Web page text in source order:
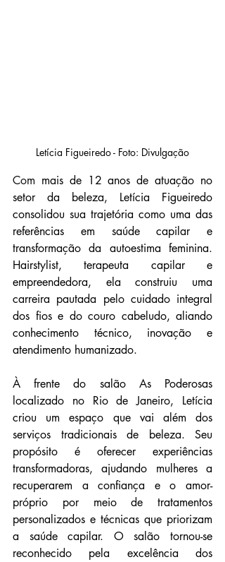
Letícia Figueiredo - Foto: Divulgação
Com mais de 12 anos de atuação no
setor da beleza, Letícia Figueiredo
consolidou sua trajetória como uma das
referências em saúde capilar e
transformação da autoestima feminina.
Hairstylist, terapeuta capilar e
empreendedora, ela construiu uma
carreira pautada pelo cuidado integral
dos fios e do couro cabeludo, aliando
conhecimento técnico, inovação e
atendimento humanizado.
À frente do salão As Poderosas
localizado no Rio de Janeiro, Letícia
criou um espaço que vai além dos
serviços tradicionais de beleza. Seu
propósito é oferecer experiências
transformadoras, ajudando mulheres a
recuperarem a confiança e o amor-
próprio por meio de tratamentos
personalizados e técnicas que priorizam
a saúde capilar. O salão tornou-se
reconhecido pela excelência dos